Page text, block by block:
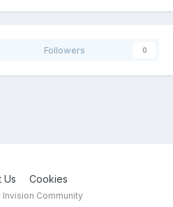
Followers 0
Us Cookies
Community